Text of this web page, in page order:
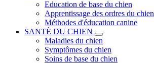
Education de base du chien
Apprentissage des ordres du chien
Méthodes d'éducation canine
SANTÉ DU CHIEN
Maladies du chien
Symptômes du chien
Soins de base du chien